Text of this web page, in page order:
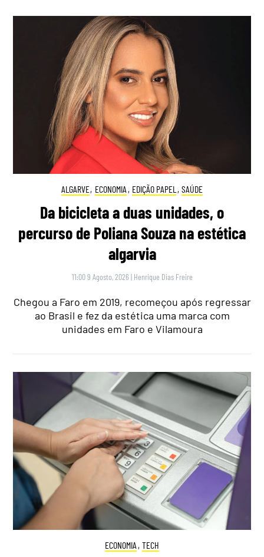
ALGARVE, ECONOMIA , EDIÇÃO PAPEL , SAÚDE
Da bicicleta a duas unidades, o
percurso de Poliana Souza na estética
algarvia
11:00 9 Agosto, 2026 | Henrique Dias Freire
Chegou a Faro em 2019, recomeçou após regressar
ao Brasil e fez da estética uma marca com
unidades em Faro e Vilamoura
ECONOMIA , TECH